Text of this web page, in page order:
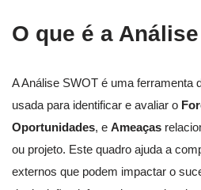
O que é a
A Análise SWOT é uma ferramenta
usada para identificar e avaliar o
Oportunidades, e Ameaças
ou projeto. Este quadro ajuda a
externos que podem impactar o